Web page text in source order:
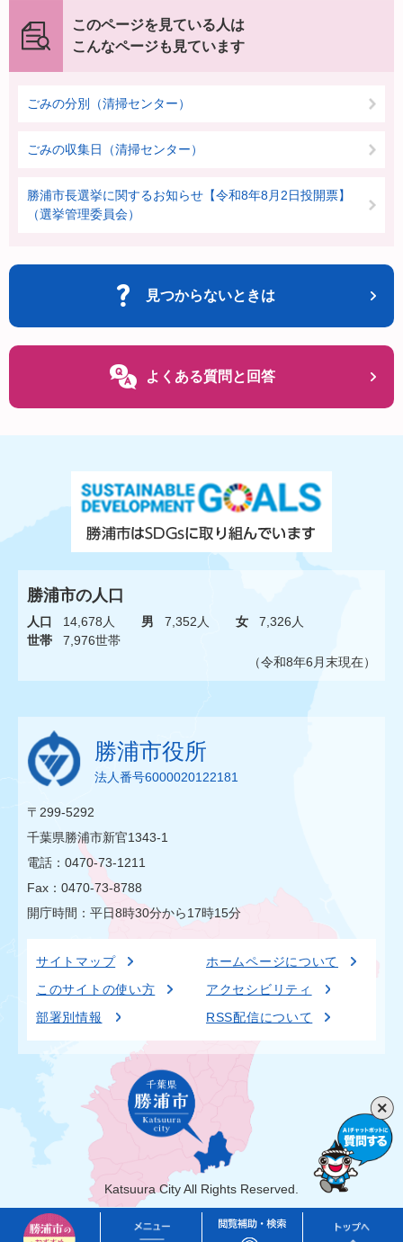
このページを見ている人は
こんなページも見ています
ごみの分別（清掃センター）
ごみの収集日（清掃センター）
勝浦市長選挙に関するお知らせ【令和8年8月2日投開票】
（選挙管理委員会）
見つからないときは
よくある質問と回答
勝浦市の人口
人口 14,678人 男 7,352人 女
7,326人
世帯
7,976世帯
（令和8年6月末現在）
勝浦市役所
法人番号6000020122181
〒299-5292
千葉県勝浦市新官1343-1
電話：0470-73-1211
Fax：0470-73-8788
開庁時間：平日8時30分から17時15分
サイトマップ
ホームページについて
このサイトの使い方
アクセシビリティ
部署別情報
RSS配信について
Katsuura City All Rights Reserved.